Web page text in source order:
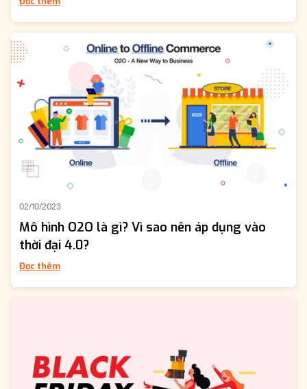
02/10/2023
Mô hình O2O là gì? Vì sao nên áp dụng vào
thời đại 4.0?
Đọc thêm